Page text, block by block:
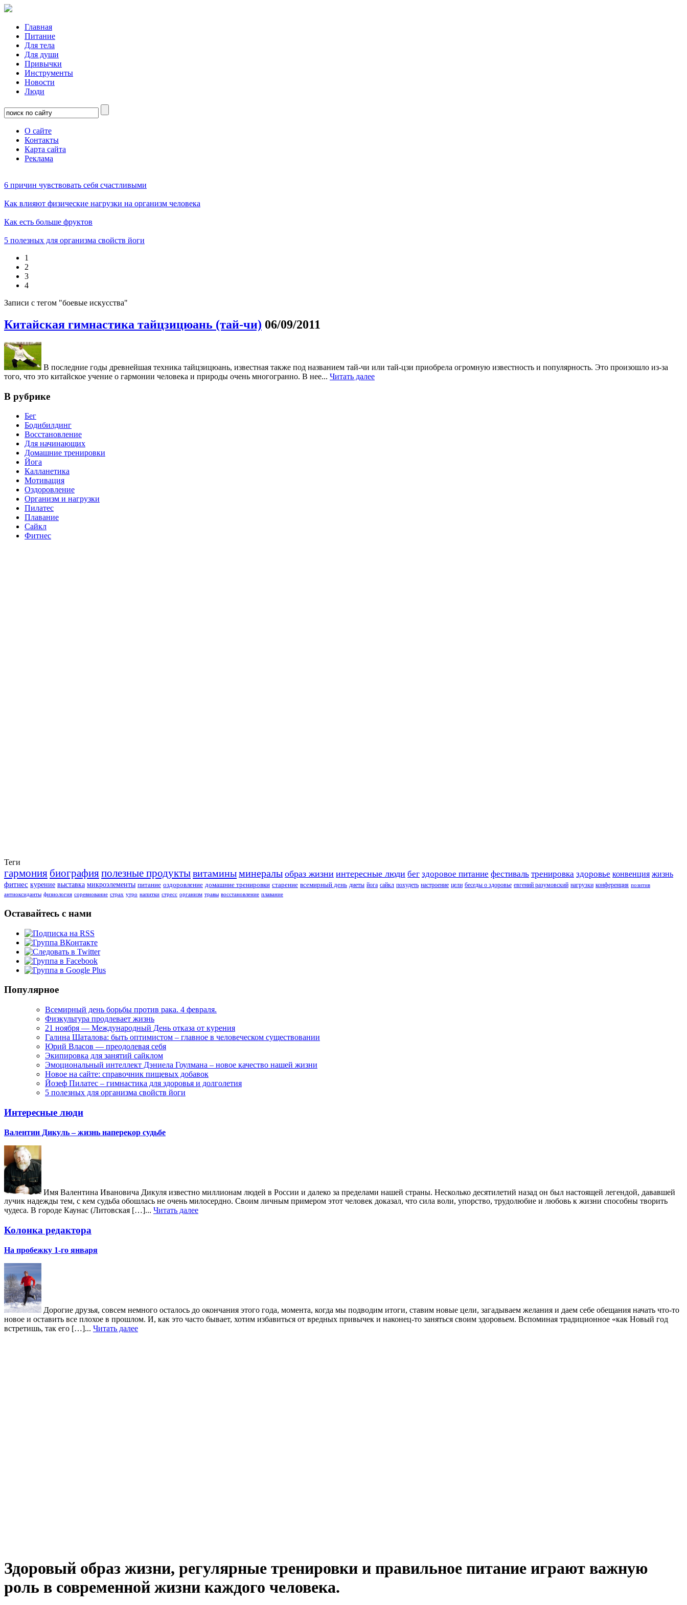
Главная
Питание
Для тела
Для души
Привычки
Инструменты
Новости
Люди
О сайте
Контакты
Карта сайта
Реклама
6 причин чувствовать себя счастливыми
Как влияют физические нагрузки на организм человека
Как есть больше фруктов
5 полезных для организма свойств йоги
1
2
3
4
Записи с тегом "боевые искусства"
Китайская гимнастика тайцзицюань (тай-чи) 06/09/2011
В последние годы древнейшая техника тайцзицюань, известная также под названием тай-чи или тай-цзи приобрела огромную известность и популярность. Это произошло из-за
того, что это китайское учение о гармонии человека и природы очень многогранно. В нее... Читать далее
В рубрике
Бег
Бодибилдинг
Восстановление
Для начинающих
Домашние тренировки
Йога
Калланетика
Мотивация
Оздоровление
Организм и нагрузки
Пилатес
Плавание
Сайкл
Фитнес
Теги
гармония биографияполезные продуктывитаминыминералы образ жизни интересные люди бег здоровое питание фестиваль тренировка здоровье конвенция жизнь
фитнес курение выставка микроэлементы питание оздоровление домашние тренировки старение всемирный день диеты йога сайкл похудеть настроение цели беседы о здоровье евгений разумовский нагрузки конференция позитив
антиоксиданты физиология соревнование страх утро напитки стресс организм травы восстановление плавание
Оставайтесь с нами
Популярное
Всемирный день борьбы против рака. 4 февраля.
Физкультура продлевает жизнь
21 ноября — Международный День отказа от курения
Галина Шаталова: быть оптимистом – главное в человеческом существовании
Юрий Власов — преодолевая себя
Экипировка для занятий сайклом
Эмоциональный интеллект Дэниела Гоулмана – новое качество нашей жизни
Новое на сайте: справочник пищевых добавок
Йозеф Пилатес – гимнастика для здоровья и долголетия
5 полезных для организма свойств йоги
Интересные люди
Валентин Дикуль – жизнь наперекор судьбе
Имя Валентина Ивановича Дикуля известно миллионам людей в России и далеко за пределами нашей страны. Несколько десятилетий назад он был настоящей легендой, дававшей
лучик надежды тем, с кем судьба обошлась не очень милосердно. Своим личным примером этот человек доказал, что сила воли, упорство, трудолюбие и любовь к жизни способны творить
чудеса. В городе Каунас (Литовская […]... Читать далее
Колонка редактора
На пробежку 1-го января
Дорогие друзья, совсем немного осталось до окончания этого года, момента, когда мы подводим итоги, ставим новые цели, загадываем желания и даем себе обещания начать что-то
новое и оставить все плохое в прошлом. И, как это часто бывает, хотим избавиться от вредных привычек и наконец-то заняться своим здоровьем. Вспоминая традиционное «как Новый год
встретишь, так его […]... Читать далее
Здоровый образ жизни, регулярные тренировки и правильное питание играют важную
роль в современной жизни каждого человека.